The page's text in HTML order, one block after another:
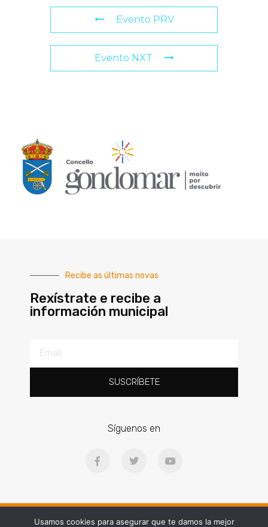
Evento PRV
Evento NXT
Recibe as últimas novas
Rexístrate e recibe a
información municipal
SUSCRÍBETE
Síguenos en
Ⓒ2025 | Concello de Gondomar | Praza Doctor Latino Salgueiro, 1, 36380
Usamos cookies para asegurar que te damos la mejor